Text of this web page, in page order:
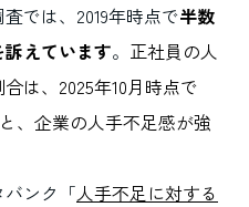
では、2019年時点で半数
えています。 正社員の人
は、2025年10月時点で
、企業の人手不足感が強
ンク「人手不足に対する